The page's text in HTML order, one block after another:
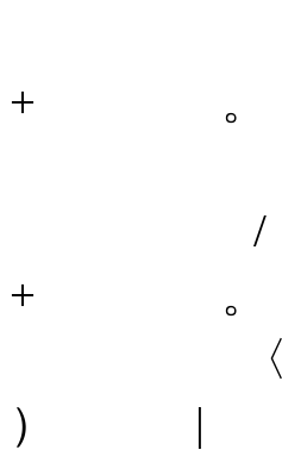
（
+
,-
/
+
〈＿